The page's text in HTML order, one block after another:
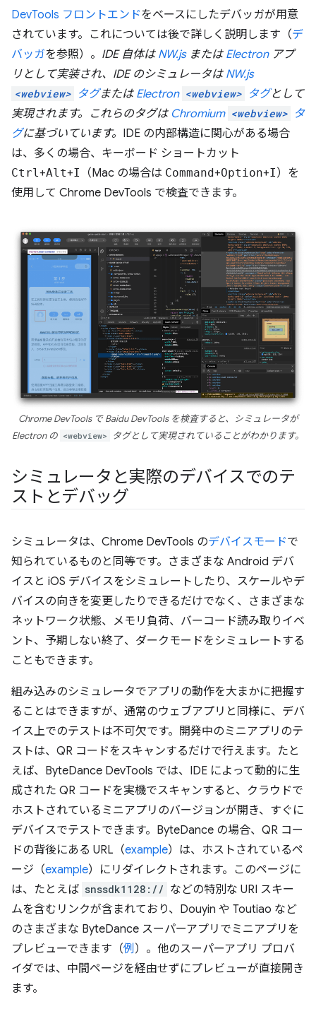
DevTools フロントエンドをベースにしたデバッガが用意
されています。これについては後で詳しく説明します（デ
バッガを参照）。 IDE 自体は NW.jsまたは Electronアプ
リとして実装され、IDE のシミュレータは NW.js
<webview> タグまたは Electron <webview> タグとして
実現されます。これらのタグは Chromium <webview> タ
グに基づいています。 IDE の内部構造に関心がある場合
は、多くの場合、キーボード ショートカット
Ctrl+Alt+I （Mac の場合は Command+Option+I）を
使用して Chrome DevTools で検査できます。
Chrome DevTools で Baidu DevTools を検査すると、シミュレータが
Electron の <webview> タグとして実現されていることがわかります。
シミュレータと実際のデバイスでのテ
ストとデバッグ
シミュレータは、Chrome DevTools のデバイスモードで
知られているものと同等です。さまざまな Android デバ
イスと iOS デバイスをシミュレートしたり、スケールやデ
バイスの向きを変更したりできるだけでなく、さまざまな
ネットワーク状態、メモリ負荷、バーコード読み取りイベ
ント、予期しない終了、ダークモードをシミュレートする
こともできます。
組み込みのシミュレータでアプリの動作を大まかに把握す
ることはできますが、通常のウェブアプリと同様に、デバ
イス上でのテストは不可欠です。開発中のミニアプリのテ
ストは、QR コードをスキャンするだけで行えます。たと
えば、ByteDance DevTools では、IDE によって動的に生
成された QR コードを実機でスキャンすると、クラウドで
ホストされているミニアプリのバージョンが開き、すぐに
デバイスでテストできます。ByteDance の場合、QR コー
ドの背後にある URL（example）は、ホストされているペ
ージ（example）にリダイレクトされます。このページに
は、たとえば snssdk1128:// などの特別な URI スキー
ムを含むリンクが含まれており、Douyin や Toutiao など
のさまざまな ByteDance スーパーアプリでミニアプリを
プレビューできます（例）。他のスーパーアプリ プロバ
イダでは、中間ページを経由せずにプレビューが直接開き
ます。